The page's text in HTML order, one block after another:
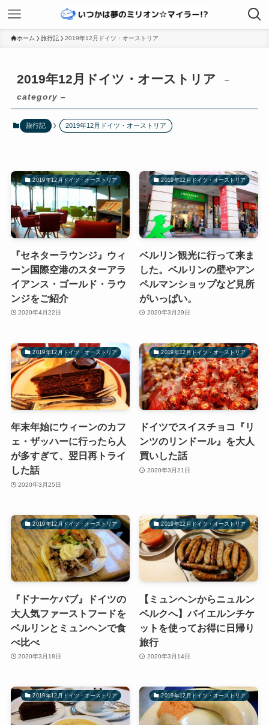
ホーム 旅行記 2019年12月ドイツ・オーストリア
2019年12月ドイツ・オーストリア
–
category –
旅行記 2019年12月ドイツ・オーストリア
2019年12月ドイツ・オーストリア
『セネターラウンジ』ウィ
ーン国際空港のスターアラ
イアンス・ゴールド・ラウ
ンジをご紹介
2020年4月22日
2019年12月ドイツ・オーストリア
ベルリン観光に行って来ま
した。ベルリンの壁やアン
ペルマンショップなど見所
がいっぱい。
2020年3月29日
2019年12月ドイツ・オーストリア
年末年始にウィーンのカフ
ェ・ザッハーに行ったら人
が多すぎて、翌日再トライ
した話
2020年3月25日
2019年12月ドイツ・オーストリア
ドイツでスイスチョコ『リ
ンツのリンドール』を大人
買いした話
2020年3月21日
2019年12月ドイツ・オーストリア
『ドナーケバブ』ドイツの
大人気ファーストフードを
ベルリンとミュンヘンで食
べ比べ
2020年3月18日
2019年12月ドイツ・オーストリア
【ミュンヘンからニュルン
ベルクへ】バイエルンチケ
ットを使ってお得に日帰り
旅行
2020年3月14日
2019年12月ドイツ・オーストリア 2019年12月ドイツ・オーストリア